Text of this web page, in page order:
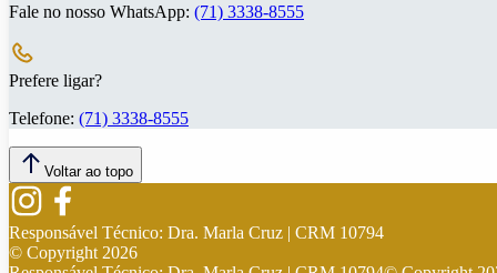
Fale no nosso WhatsApp: (71) 3338-8555
Prefere ligar?
Telefone: (71) 3338-8555
Voltar ao topo
Responsável Técnico: Dra. Marla Cruz | CRM 10794
© Copyright 2026